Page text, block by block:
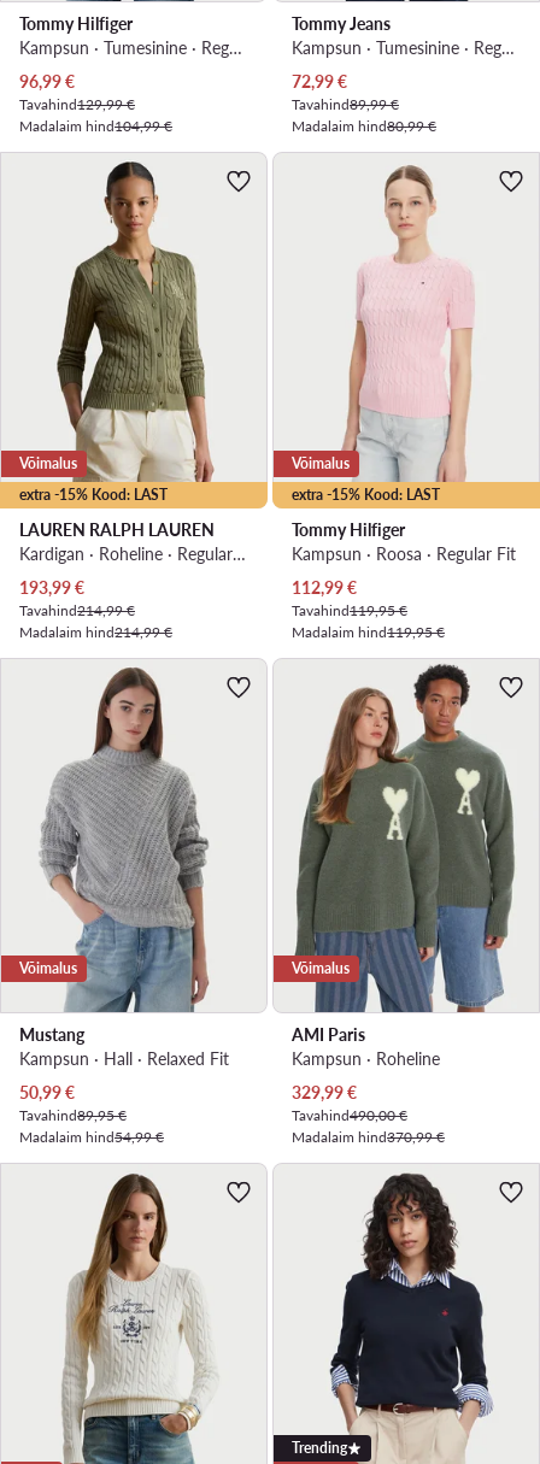
Tommy Hilfiger
Kampsun · Tumesinine · Regular Fit
Praegune hind
96,99€
Tavahind129,99 €
Madalaim hind104,99 €
Tommy Jeans
Kampsun · Tumesinine · Regular Fit
Praegune hind
72,99€
Tavahind89,99 €
Madalaim hind80,99 €
extra -15% Kood: LAST
Võimalus
LAUREN RALPH LAUREN
Kardigan · Roheline · Regular Fit
Praegune hind
193,99€
Tavahind214,99 €
Madalaim hind214,99 €
extra -15% Kood: LAST
Võimalus
Tommy Hilfiger
Kampsun · Roosa · Regular Fit
Praegune hind
112,99€
Tavahind119,95 €
Madalaim hind119,95 €
Võimalus
Mustang
Kampsun · Hall · Relaxed Fit
Praegune hind
50,99€
Tavahind89,95 €
Madalaim hind54,99 €
Võimalus
AMI Paris
Kampsun · Roheline
Praegune hind
329,99€
Tavahind490,00 €
Madalaim hind370,99 €
Trending